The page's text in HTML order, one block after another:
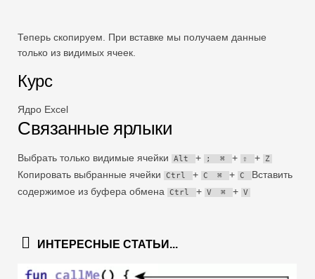
Теперь скопируем. При вставке мы получаем данные
только из видимых ячеек.
Курс
Ядро Excel
Связанные ярлыки
Выбрать только видимые ячейки Alt + ; ⌘ + ⇧ + Z
Копировать выбранные ячейки Ctrl + C ⌘ + C
Вставить
содержимое из буфера обмена
Ctrl + V ⌘ + V
ИНТЕРЕСНЫЕ СТАТЬИ...